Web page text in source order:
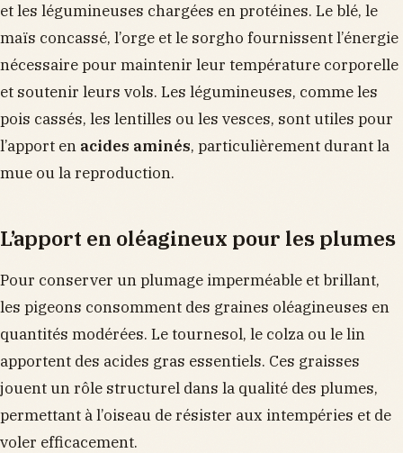
et les légumineuses chargées en protéines. Le blé, le
maïs concassé, l’orge et le sorgho fournissent l’énergie
nécessaire pour maintenir leur température corporelle
et soutenir leurs vols. Les légumineuses, comme les
pois cassés, les lentilles ou les vesces, sont utiles pour
l’apport en acides aminés, particulièrement durant la
mue ou la reproduction.
L’apport en oléagineux pour les plumes
Pour conserver un plumage imperméable et brillant,
les pigeons consomment des graines oléagineuses en
quantités modérées. Le tournesol, le colza ou le lin
apportent des acides gras essentiels. Ces graisses
jouent un rôle structurel dans la qualité des plumes,
permettant à l’oiseau de résister aux intempéries et de
voler efficacement.